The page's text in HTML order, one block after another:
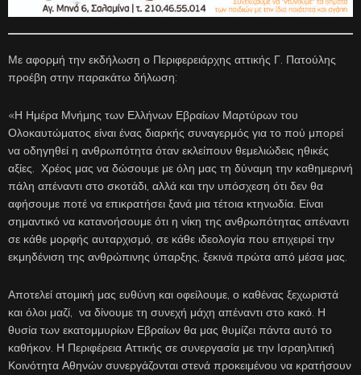
Με αφορμή την εκδήλωση ο Περιφερειάρχης αττικής Γ. Πατούλης
προέβη στην παρακάτω δήλωση:
«Η Ημέρα Μνήμης των Ελλήνων Εβραίων Μαρτύρων του
Ολοκαυτώματος είναι ένας διαρκής συναγερμός για το πού μπορεί
να οδηγηθεί η ανθρωπότητα όταν εκλείπουν θεμελιώδεις ηθικές
αξίες. Χρέος μας να δώσουμε με όλη μας τη δύναμη την καθημερινή
πάλη απέναντι στο σκοτάδι, αλλά και την υπόσχεση ότι δεν θα
αφήσουμε ποτέ να επικρατήσει ξανά μια τέτοια κτηνωδία. Είναι
σημαντικό να κατανοήσουμε ότι η νίκη της ανθρωπότητας απέναντι
σε κάθε μορφής αυταρχισμό, σε κάθε ιδεολογία που επιχειρεί την
εκμηδένιση της ανθρώπινης ύπαρξης, ξεκινά πρώτα από μέσα μας.
Αποτελεί ατομική μας ευθύνη και οφείλουμε, ο καθένας ξεχωριστά
και όλοι μαζί, να δίνουμε τη συνεχή μάχη απέναντι στο κακό. Η
θυσία των εκατομμυρίων Εβραίων θα μας θυμίζει πάντα αυτό το
καθήκον. Η Περιφέρεια Αττικής σε συνεργασία με την Ισραηλιτική
Κοινότητα Αθηνών συνεργάζονται στενά προκειμένου να κρατήσουν